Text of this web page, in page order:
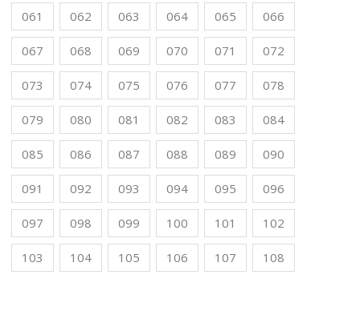
061 062 063 064 065 066
067 068 069 070 071 072
073 074 075 076 077 078
079 080 081 082 083 084
085 086 087 088 089 090
091 092 093 094 095 096
097 098 099 100 101 102
103 104 105 106 107 108